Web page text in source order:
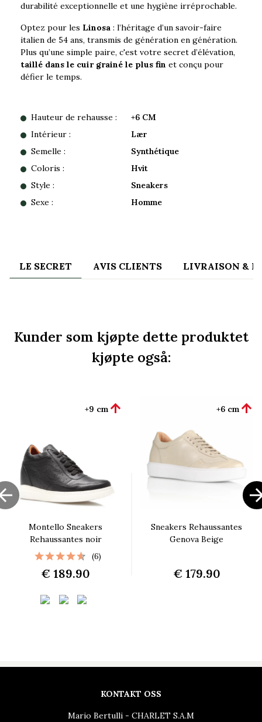
durabilité exceptionnelle et une hygiène irréprochable.
Optez pour les Linosa : l’héritage d’un savoir-faire
italien de 54 ans, transmis de génération en génération.
Plus qu’une simple paire, c'est votre secret d’élévation,
taillé dans le cuir grainé le plus fin et conçu pour
défier le temps.
Hauteur de rehausse :
+6 CM
Intérieur :
Lær
Semelle :
Synthétique
Coloris :
Hvit
Style :
Sneakers
Sexe :
Homme
LE SECRET AVIS CLIENTS LIVRAISON &
Kunder som kjøpte dette produktet
kjøpte også:
Montello Sneakers
Rehaussantes noir
+9 cm 
(6)
€ 189.90
Sneakers Rehaussantes
Genova Beige
+6 cm 
€ 179.90
KONTAKT OSS
Mario Bertulli - CHARLET S.A.M